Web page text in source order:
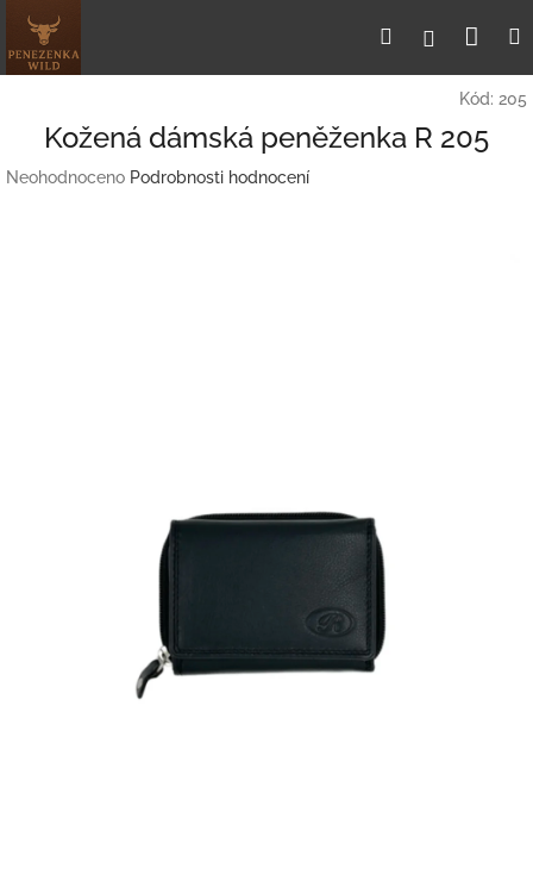
obsah
HledatPřihlášení
Kód: 205
Kožená dámská peněženka R 205
Průměrné
Neohodnoceno Podrobnosti hodnocení